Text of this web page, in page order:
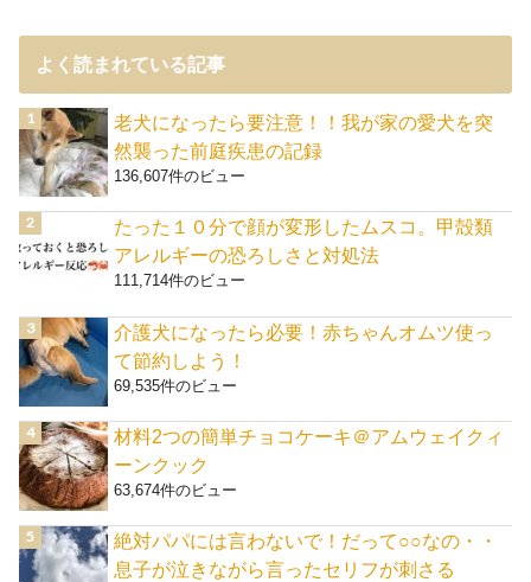
よく読まれている記事
老犬になったら要注意！！我が家の愛犬を突
然襲った前庭疾患の記録
136,607件のビュー
たった１０分で顔が変形したムスコ。甲殻類
アレルギーの恐ろしさと対処法
111,714件のビュー
介護犬になったら必要！赤ちゃんオムツ使っ
て節約しよう！
69,535件のビュー
材料2つの簡単チョコケーキ＠アムウェイクィ
ーンクック
63,674件のビュー
絶対パパには言わないで！だって○○なの・・
息子が泣きながら言ったセリフが刺さる